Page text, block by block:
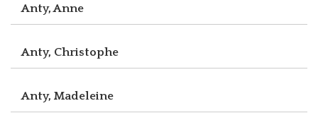
Anty, Anne
Anty, Christophe
Anty, Madeleine